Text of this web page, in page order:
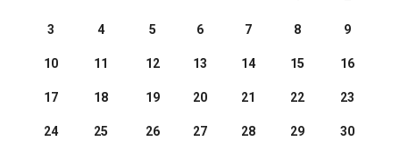
3 4 5 6 7 8 9
10 11 12 13 14 15 16
17 18 19 20 21 22 23
24 25 26 27 28 29
30